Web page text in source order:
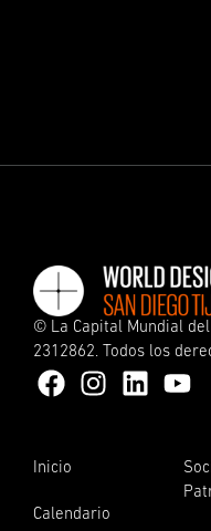
© La Capital Mundial
2312862. Todos los
Inicio
Calendario